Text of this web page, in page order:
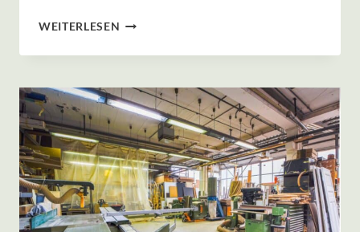
WEITERLESEN
R
A
N
K
R
U
C
K
S
A